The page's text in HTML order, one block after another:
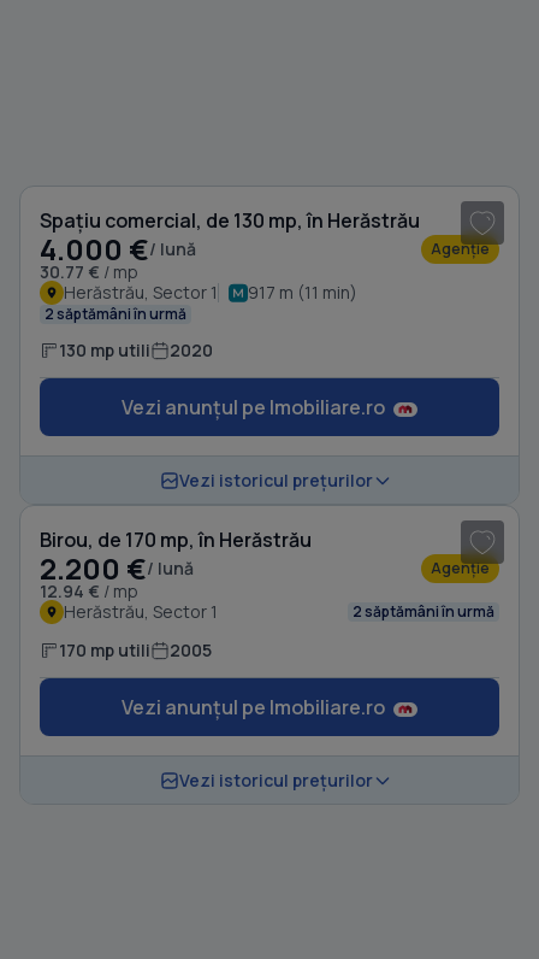
Spațiu comercial, de 130 mp, în Herăstrău
4.000 €/ lună
30.77 € / mp
Agenție
Herăstrău, Sector 1 917 m (11 min)
2 săptămâni în urmă
130 mp utili 2020
Vezi anunțul pe Imobiliare.ro
Vezi istoricul prețurilor
Birou, de 170 mp, în Herăstrău
2.200 €/ lună
12.94 € / mp
Agenție
Herăstrău, Sector 1 2 săptămâni în urmă
170 mp utili 2005
Vezi anunțul pe Imobiliare.ro
Vezi istoricul prețurilor